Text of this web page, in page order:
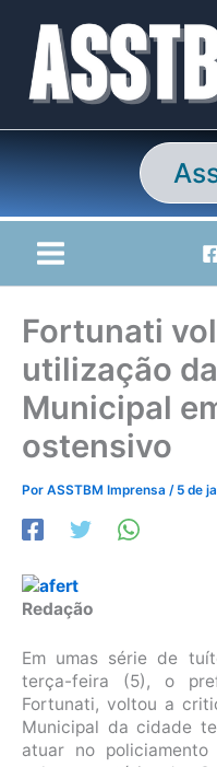
conteúdo
Fortunati
utilização
Municipal
ostensivo
Por ASSTBM Imprensa / 5 de
Redação
Em umas série de
terça-feira (5), o
Fortunati, voltou a
Municipal da cidade
atuar no policiamento